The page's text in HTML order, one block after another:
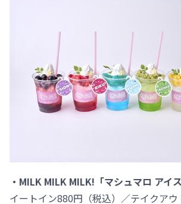
・MILK MILK MILK!「マシュマロ アイス
イートイン880円（税込）／テイクアウ